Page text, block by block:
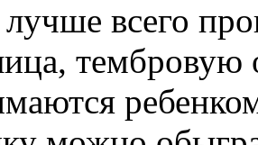
всего
тембровую